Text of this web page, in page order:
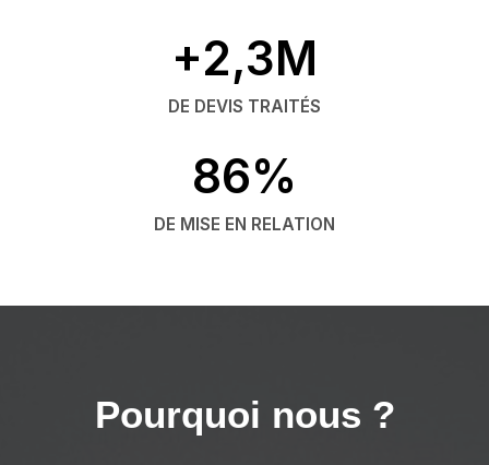
+2,3M
DE DEVIS TRAITÉS
86%
DE MISE EN RELATION
Pourquoi nous ?